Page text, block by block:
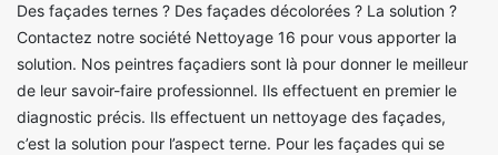
Des façades ternes ? Des façades décolorées ? La solution ?
Contactez notre société Nettoyage 16 pour vous apporter la
solution. Nos peintres façadiers sont là pour donner le meilleur
de leur savoir-faire professionnel. Ils effectuent en premier le
diagnostic précis. Ils effectuent un nettoyage des façades,
c’est la solution pour l’aspect terne. Pour les façades qui se